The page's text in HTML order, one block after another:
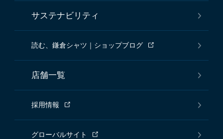
サステナビリティ
読む、鎌倉シャツ｜ショップブログ
店舗一覧
採用情報
グローバルサイト